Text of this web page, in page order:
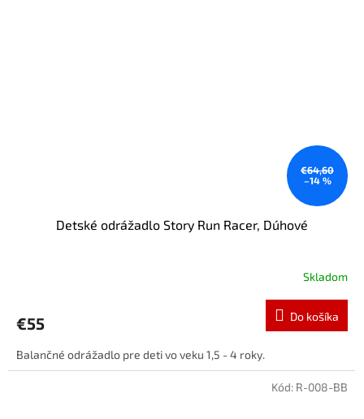
€64,60
–14 %
Detské odrážadlo Story Run Racer, Dúhové
Skladom
€55 Do košíka
Balančné odrážadlo pre deti vo veku 1,5 - 4 roky.
Kód: R-008-BB